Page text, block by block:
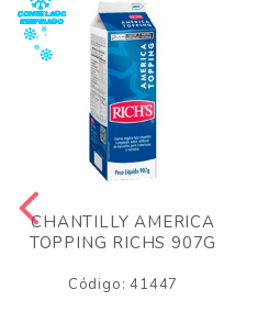
CHANTILLY AMERICA
TOPPING RICHS 907G
Código: 41447